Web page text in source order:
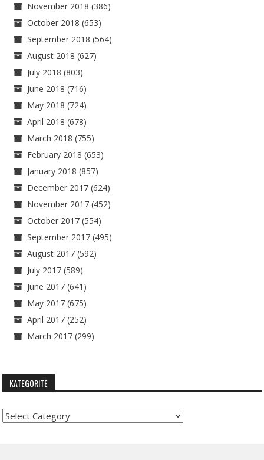
November 2018 (386)
October 2018 (653)
September 2018 (564)
August 2018 (627)
July 2018 (803)
June 2018 (716)
May 2018 (724)
April 2018 (678)
March 2018 (755)
February 2018 (653)
January 2018 (857)
December 2017 (624)
November 2017 (452)
October 2017 (554)
September 2017 (495)
August 2017 (592)
July 2017 (589)
June 2017 (641)
May 2017 (675)
April 2017 (252)
March 2017 (299)
KATEGORITË
Kategoritë